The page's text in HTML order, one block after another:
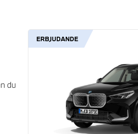
du
ERBJUDANDE